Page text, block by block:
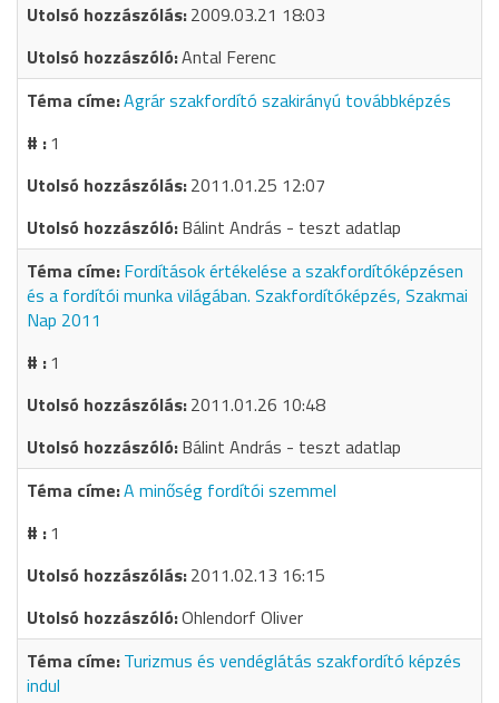
2009.03.21 18:03
Antal Ferenc
Agrár szakfordító szakirányú továbbképzés
1
2011.01.25 12:07
Bálint András - teszt adatlap
Fordítások értékelése a szakfordítóképzésen
és a fordítói munka világában. Szakfordítóképzés, Szakmai
Nap 2011
1
2011.01.26 10:48
Bálint András - teszt adatlap
A minőség fordítói szemmel
1
2011.02.13 16:15
Ohlendorf Oliver
Turizmus és vendéglátás szakfordító képzés
indul